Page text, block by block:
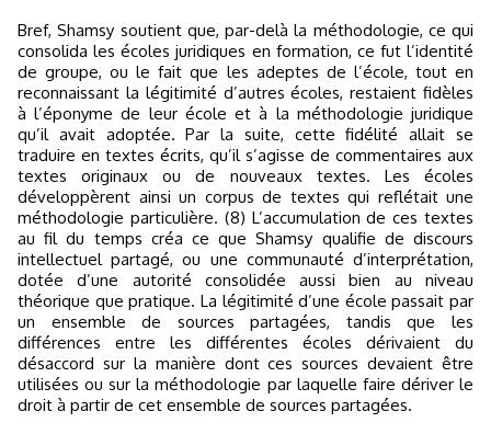
Bref, Shamsy soutient que, par-delà la méthodologie, ce qui
consolida les écoles juridiques en formation, ce fut l’identité
de groupe, ou le fait que les adeptes de l’école, tout en
reconnaissant la légitimité d’autres écoles, restaient fidèles
à l’éponyme de leur école et à la méthodologie juridique
qu’il avait adoptée. Par la suite, cette fidélité allait se
traduire en textes écrits, qu’il s’agisse de commentaires aux
textes originaux ou de nouveaux textes. Les écoles
développèrent ainsi un corpus de textes qui reflétait une
méthodologie particulière. (8) L’accumulation de ces textes
au fil du temps créa ce que Shamsy qualifie de discours
intellectuel partagé, ou une communauté d’interprétation,
dotée d’une autorité consolidée aussi bien au niveau
théorique que pratique. La légitimité d’une école passait par
un ensemble de sources partagées, tandis que les
différences entre les différentes écoles dérivaient du
désaccord sur la manière dont ces sources devaient être
utilisées ou sur la méthodologie par laquelle faire dériver le
droit à partir de cet ensemble de sources partagées.